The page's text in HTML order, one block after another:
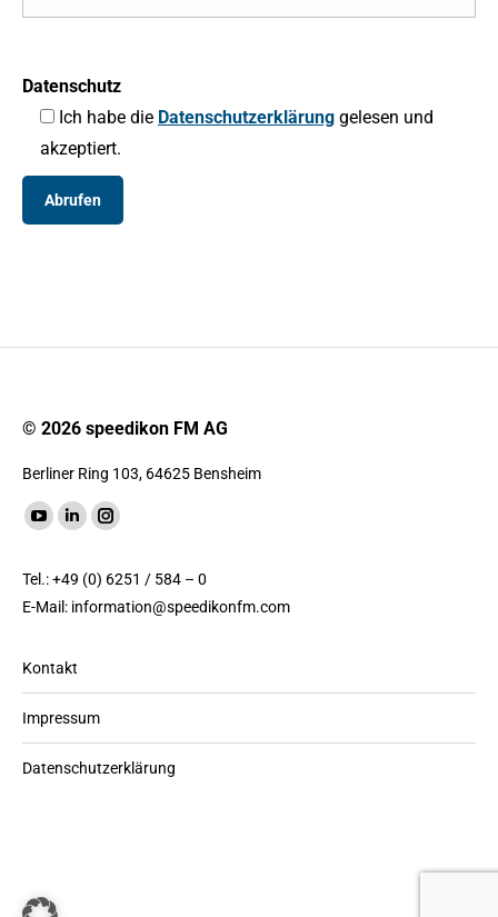
Datenschutz
Ich habe die Datenschutzerklärung gelesen und
akzeptiert.
© 2026 speedikon FM AG
Berliner Ring 103, 64625 Bensheim
Finde uns auf:
YouTube
wird
in
neuen
geöffnet
LinkedIn
wird
in
neuen
Instagram
wird
in
Tel.: +49 (0) 6251 / 584 – 0
E-Mail: information@speedikonfm.com
Kontakt
Impressum
Datenschutzerklärung